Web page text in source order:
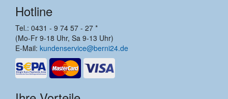
Hotline
Tel.: 0431 - 9 74 57 - 27 *
(Mo-Fr 9-18 Uhr, Sa 9-13 Uhr)
E-Mail: kundenservice@berni24.de